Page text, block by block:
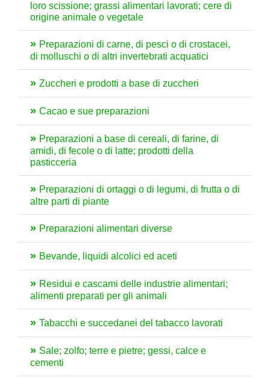
loro scissione; grassi alimentari lavorati; cere di
origine animale o vegetale
Preparazioni di carne, di pesci o di crostacei,
di molluschi o di altri invertebrati acquatici
Zuccheri e prodotti a base di zuccheri
Cacao e sue preparazioni
Preparazioni a base di cereali, di farine, di
amidi, di fecole o di latte; prodotti della
pasticceria
Preparazioni di ortaggi o di legumi, di frutta o di
altre parti di piante
Preparazioni alimentari diverse
Bevande, liquidi alcolici ed aceti
Residui e cascami delle industrie alimentari;
alimenti preparati per gli animali
Tabacchi e succedanei del tabacco lavorati
Sale; zolfo; terre e pietre; gessi, calce e
cementi